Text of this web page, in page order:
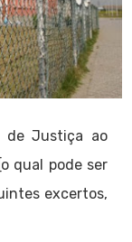
de Justiça ao
qual pode ser
excertos,